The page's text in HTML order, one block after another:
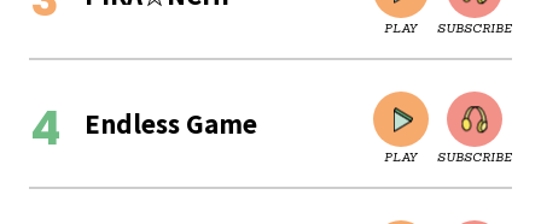
PLAY SUBSCRIBE
Endless Game
PLAY SUBSCRIBE